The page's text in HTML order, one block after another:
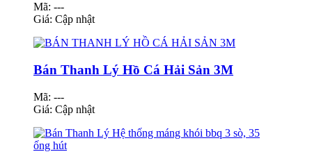
Mã: ---
Giá: Cập nhật
Bán Thanh Lý Hồ Cá Hải Sản 3M
Mã: ---
Giá: Cập nhật